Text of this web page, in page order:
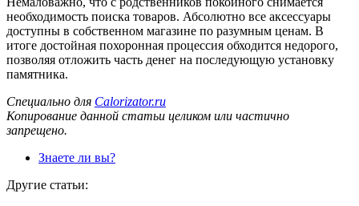
необходимость поиска товаров. Абсолютно все аксессуары
доступны в собственном магазине по разумным ценам. В
итоге достойная похоронная процессия обходится недорого,
позволяя отложить часть денег на последующую установку
памятника.
Специально для Calorizator.ru
Копирование данной статьи целиком или частично
запрещено.
Знаете ли вы?
Другие статьи: